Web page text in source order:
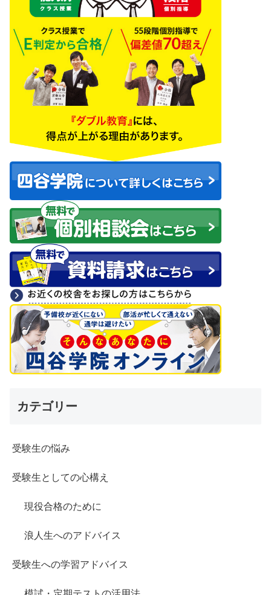
カテゴリー
受験生の悩み
受験生としての心構え
現役合格のために
浪人生へのアドバイス
受験生への学習アドバイス